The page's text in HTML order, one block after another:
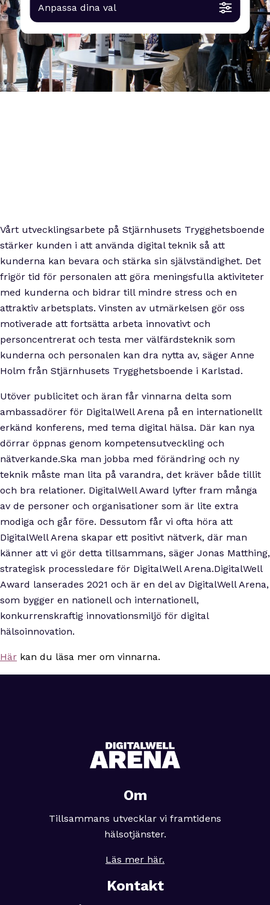
Vårt utvecklingsarbete på Stjärnhusets Trygghetsboende
stärker kunden i att använda digital teknik så att
kunderna kan bevara och stärka sin självständighet. Det
frigör tid för personalen att göra meningsfulla aktiviteter
med kunderna och bidrar till mindre stress och en
attraktiv arbetsplats. Vinsten av utmärkelsen gör oss
motiverade att fortsätta arbeta innovativt och
personcentrerat och testa mer välfärdsteknik som
kunderna och personalen kan dra nytta av, säger Anne
Holm från Stjärnhusets Trygghetsboende i Karlstad.
Utöver publicitet och äran får vinnarna delta som
ambassadörer för DigitalWell Arena på en internationellt
erkänd konferens, med tema digital hälsa. Där kan nya
dörrar öppnas genom kompetensutveckling och
nätverkande.Ska man jobba med förändring och ny
teknik måste man lita på varandra, det kräver både tillit
och bra relationer. DigitalWell Award lyfter fram många
av de personer och organisationer som är lite extra
modiga och går före. Dessutom får vi ofta höra att
DigitalWell Arena skapar ett positivt nätverk, där man
känner att vi gör detta tillsammans, säger Jonas Matthing,
strategisk processledare för DigitalWell Arena.DigitalWell
Award lanserades 2021 och är en del av DigitalWell Arena,
som bygger en nationell och internationell,
konkurrenskraftig innovationsmiljö för digital
hälsoinnovation.
Här kan du läsa mer om vinnarna.
Om
Tillsammans utvecklar vi framtidens
hälsotjänster.
Läs mer här.
Kontakt
Anpassa dina val